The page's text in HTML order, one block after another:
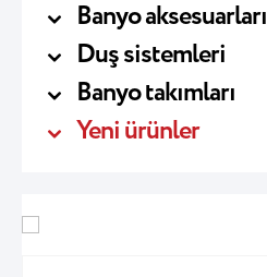
Banyo aksesuarları
Duş sistemleri
Banyo takımları
Yeni ürünler